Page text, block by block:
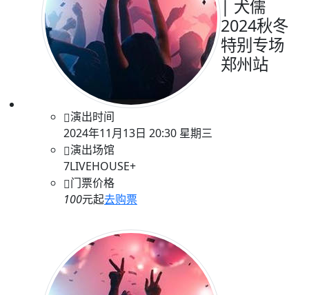
| 犬儒
2024秋冬
特别专场
郑州站
演出时间
2024年11月13日 20:30 星期三
演出场馆
7LIVEHOUSE+
门票价格
100元起去购票